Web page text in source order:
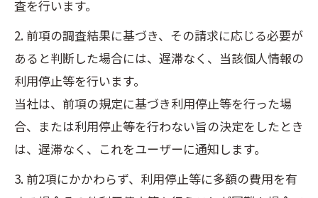
査を行います。
2. 前項の調査結果に基づき、その請求に応じる必要が
あると判断した場合には、遅滞なく、当該個人情報の
利用停止等を行います。
当社は、前項の規定に基づき利用停止等を行った場
合、または利用停止等を行わない旨の決定をしたとき
は、遅滞なく、これをユーザーに通知します。
3. 前2項にかかわらず、利用停止等に多額の費用を有